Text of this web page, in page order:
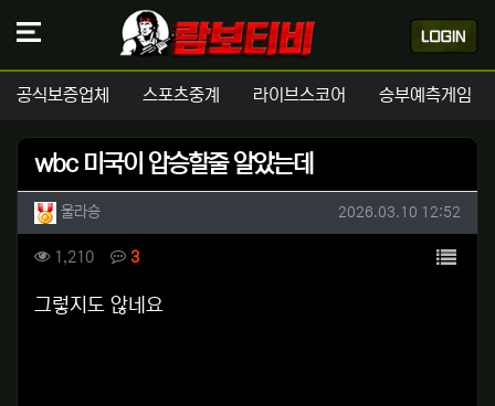
공식보증업체 스포츠중계 라이브스코어 승부예측게임
wbc 미국이 압승할줄 알았는데
작성자 정보
울라숑작성 작성일
2026.03.10 12:52
컨텐츠 정보
1,210조회 3댓글 목록
본문
그렇지도 않네요